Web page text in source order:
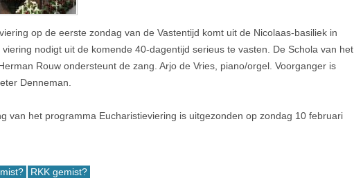
op de eerste zondag van de Vastentijd komt uit de Nicolaas-basiliek in
viering nodigt uit de komende 40-dagentijd serieus te vasten. De Schola van het
Rouw ondersteunt de zang. Arjo de Vries, piano/orgel. Voorganger is
Denneman.
van het programma Eucharistieviering is uitgezonden op zondag 10 februari
RKK gemist?